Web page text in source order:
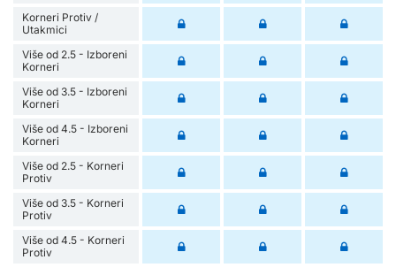
Korneri Protiv /
Utakmici
Više od 2.5 - Izboreni
Korneri
Više od 3.5 - Izboreni
Korneri
Više od 4.5 - Izboreni
Korneri
Više od 2.5 - Korneri
Protiv
Više od 3.5 - Korneri
Protiv
Više od 4.5 - Korneri
Protiv